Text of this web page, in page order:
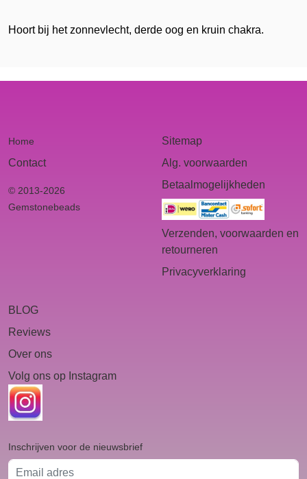
Hoort bij het zonnevlecht, derde oog en kruin chakra.
Home
Contact
© 2013-2026
Gemstonebeads
Sitemap
Alg. voorwaarden
Betaalmogelijkheden
Verzenden, voorwaarden en
retourneren
Privacyverklaring
BLOG
Reviews
Over ons
Volg ons op Instagram
Inschrijven voor de nieuwsbrief
Email adres